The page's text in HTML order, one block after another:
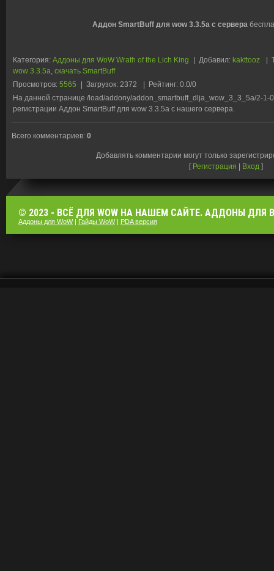
Аддон SmartBuff для wow 3.3.5a с сервера
Категория: Аддоны для WoW Wrath of the Lich King | Добавил: kakttooz |
wow 3.3.5a скачать SmartBuff
Просмотров: 5565 | Загрузок: 2372 | Рейтинг: 0.0/0
На данной странице /load/addony/addon_smartbuff_dlja_wow_3_3_5a/2-1-
регистрации Аддон SmartBuff для wow 3.3.5a с нашего сервера.
Всего комментариев: 0
Добавлять комментарии могут только
[ Регистрация | Вход ]
© 2023 - ВСЁ ДЛЯ WOW НА НАШЕМ САЙТЕ. АДДОНЫ ДЛЯ
Аддоны для WoW| Гайды WoW| PDA версия